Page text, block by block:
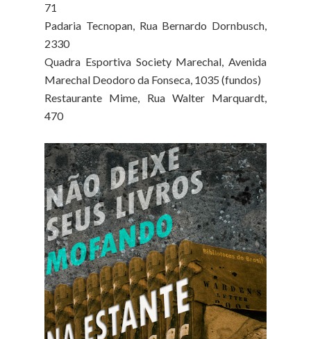
71
Padaria Tecnopan, Rua Bernardo Dornbusch,
2330
Quadra Esportiva Society Marechal, Avenida
Marechal Deodoro da Fonseca, 1035 (fundos)
Restaurante Mime, Rua Walter Marquardt,
470